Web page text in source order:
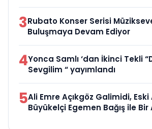
3Rubato Konser Serisi
Buluşmaya Devam Ediyor
4Yonca Samlı ‘dan İkinci Tekli
Sevgilim “ yayımlandı
5Ali Emre Açıkgöz Galimidi, Eski
Büyükelçi Egemen Bağış ile